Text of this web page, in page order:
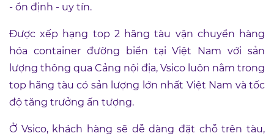
- ổn định - uy tín.
Được xếp hạng top 2 hãng tàu vận chuyển hàng
hóa container đường biển tại Việt Nam với sản
lượng thông qua Cảng nội địa, Vsico luôn nằm trong
top hãng tàu có sản lượng lớn nhất Việt Nam và tốc
độ tăng trưởng ấn tượng.
Ở Vsico, khách hàng sẽ dễ dàng đặt chỗ trên tàu,